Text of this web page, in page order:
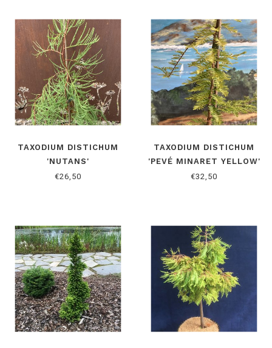
TAXODIUM DISTICHUM
'NUTANS'
€26,50
TAXODIUM DISTICHUM
'PEVÉ MINARET YELLOW'
€32,50